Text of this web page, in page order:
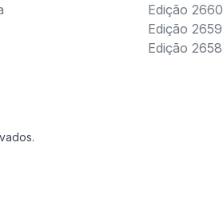
Edição 2660
Edição 2659
Edição 2658